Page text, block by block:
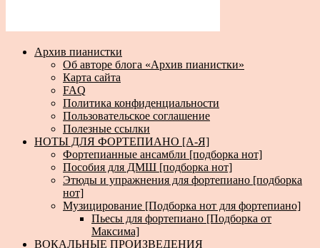
Архив пианистки
Об авторе блога «Архив пианистки»
Карта сайта
FAQ
Политика конфиденциальности
Пользовательское соглашение
Полезные ссылки
НОТЫ ДЛЯ ФОРТЕПИАНО [А-Я]
Фортепианные ансамбли [подборка нот]
Пособия для ДМШ [подборка нот]
Этюды и упражнения для фортепиано [подборка
нот]
Музицирование [Подборка нот для фортепиано]
Пьесы для фортепиано [Подборка от
Максима]
ВОКАЛЬНЫЕ ПРОИЗВЕДЕНИЯ